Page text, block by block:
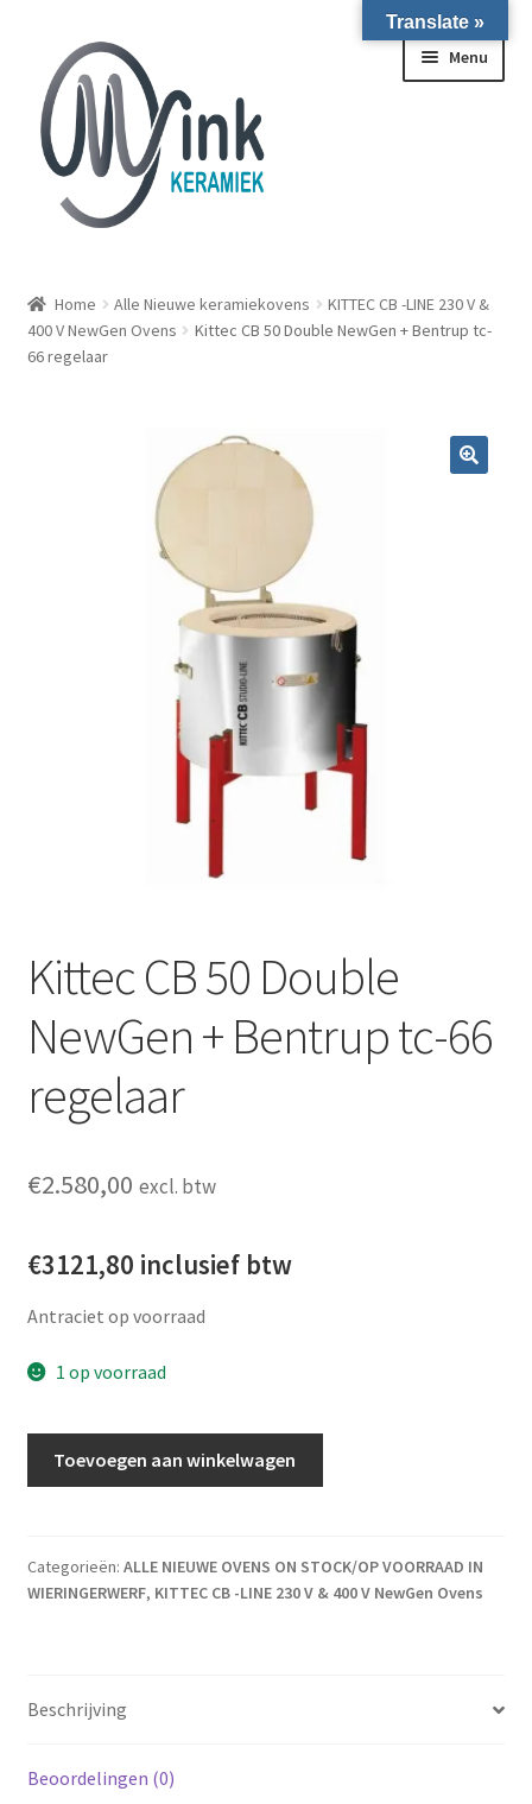
Ga door naar navigatie
Ga naar de inhoud
Menu
WIERINGERWERF
Homepagina
Home Alle Nieuwe keramiekovens
KITTEC CB -LINE 230 V &
400 V NewGen Ovens
Kittec CB 50 Double NewGen + Bentrup tc-
66 regelaar
Kittec CB 50 Double
NewGen + Bentrup tc-66
regelaar
€2.580,00 excl. btw
€3121,80 inclusief btw
Antraciet op voorraad
1 op voorraad
Toevoegen aan winkelwagen
Categorieën: ALLE NIEUWE OVENS ON STOCK/OP VOORRAAD IN
WIERINGERWERF, KITTEC CB -LINE 230 V & 400 V NewGen Ovens
Beschrijving
Beoordelingen (0)
Translate »